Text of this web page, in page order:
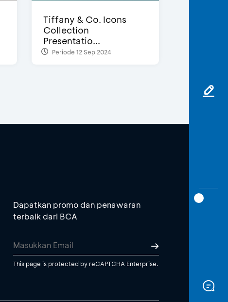
Tiffany & Co. Icons
Collection
Presentatio...
Periode 12 Sep 2024
Dapatkan promo dan penawaran
terbaik dari BCA
This page is protected by reCAPTCHA Enterprise.